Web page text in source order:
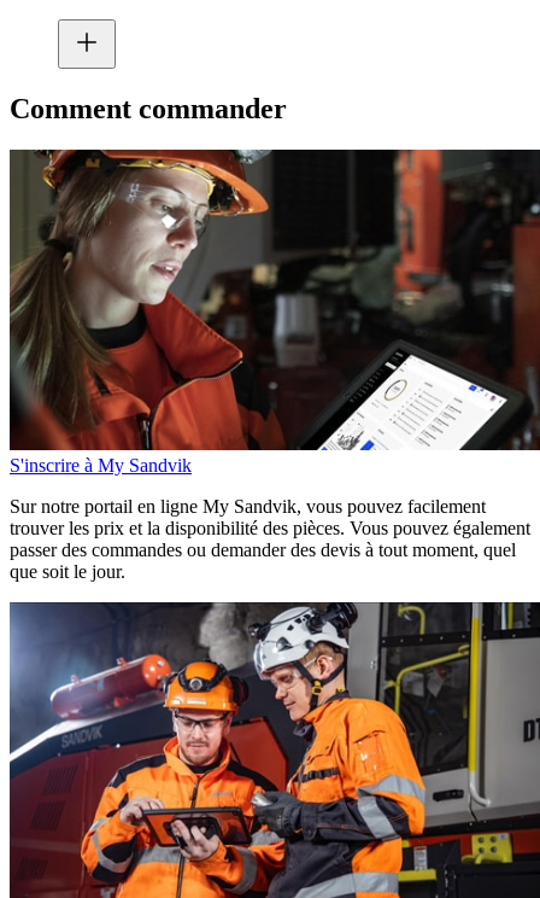
Comment commander
S'inscrire à My Sandvik
Sur notre portail en ligne My Sandvik, vous pouvez facilement
trouver les prix et la disponibilité des pièces. Vous pouvez également
passer des commandes ou demander des devis à tout moment, quel
que soit le jour.